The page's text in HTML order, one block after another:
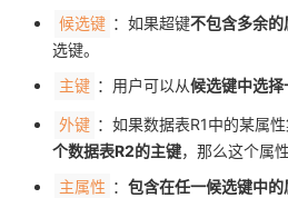
藏
候选键 ：如果超键不包含多余的
选键。
主键 ：用户可以从候选键中选择
外键 ：如果数据表R1中的某属
个数据表R2的主键，那么这个属
主属性 ： 包含在任一候选键中的